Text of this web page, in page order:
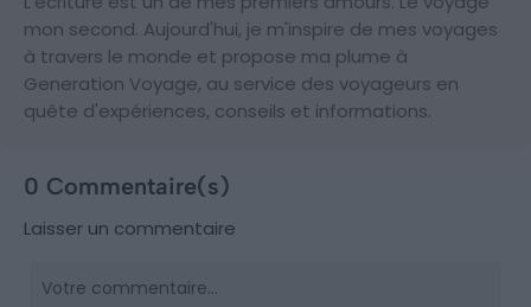
mon second. Aujourd'hui, je m'inspire de mes voyages
à travers le monde et propose ma plume à
Generation Voyage, au service des voyageurs en
quête d'expériences, conseils et informations.
0 Commentaire(s)
Laisser un commentaire